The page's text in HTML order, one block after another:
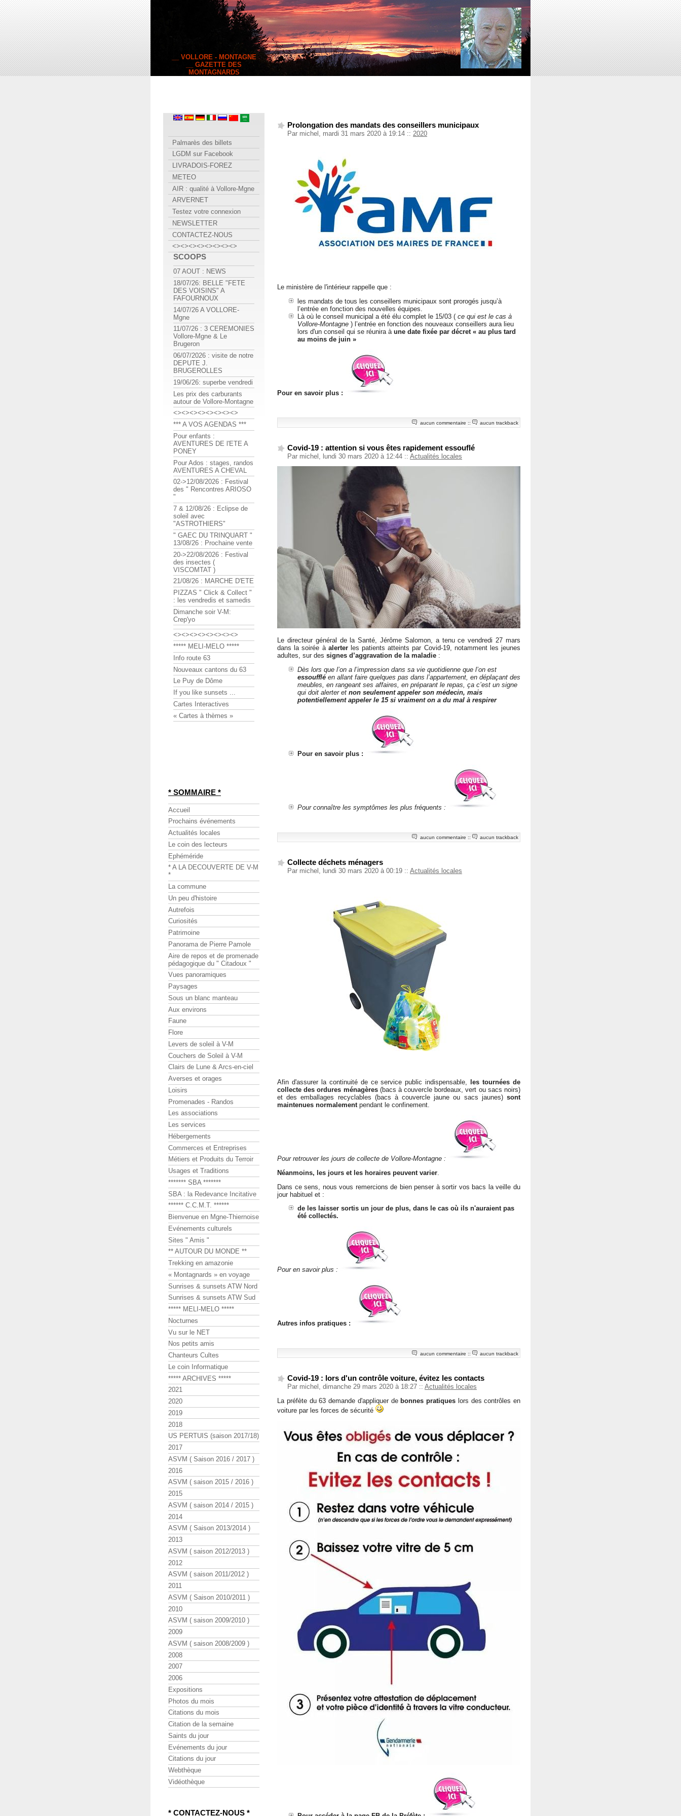
__ VOLLORE - MONTAGNE
__ GAZETTE DES
MONTAGNARDS
Prolongation des mandats des conseillers municipaux
Par michel, mardi 31 mars 2020 à 19:14 :: 2020
Le ministère de l'intérieur rappelle que :
les mandats de tous les conseillers municipaux sont prorogés jusqu’à
l’entrée en fonction des nouvelles équipes.
Là où le conseil municipal a été élu complet le 15/03 ( ce qui est le cas à
Vollore-Montagne ) l’entrée en fonction des nouveaux conseillers aura lieu
lors d'un conseil qui se réunira à une date fixée par décret « au plus tard
au moins de juin »
Pour en savoir plus :
aucun commentaire :: aucun trackback
Covid-19 : attention si vous êtes rapidement essouflé
Par michel, lundi 30 mars 2020 à 12:44 :: Actualités locales
Le directeur général de la Santé, Jérôme Salomon, a tenu ce vendredi 27 mars
dans la soirée à alerterles patients atteints par Covid-19, notamment les jeunes
adultes, sur des signes d’aggravation de la maladie :
Dès lors que l’on a l’impression dans sa vie quotidienne que l’on est
essoufflé en allant faire quelques pas dans l’appartement, en déplaçant des
meubles, en rangeant ses affaires, en préparant le repas, ça c’est un signe
qui doit alerter et non seulement appeler son médecin, mais
potentiellement appeler le 15 si vraiment on a du mal à respirer
Pour en savoir plus :
Pour connaître les symptômes les plus fréquents :
aucun commentaire :: aucun trackback
Collecte déchets ménagers
Par michel, lundi 30 mars 2020 à 00:19 :: Actualités locales
Afin d'assurer la continuité de ce service public indispensable,
les tournées de
collecte des ordures ménagères(bacs à couvercle bordeaux, vert ou sacs noirs)
et des emballages recyclables (bacs à couvercle jaune ou sacs jaunes) sont
maintenues normalementpendant le confinement.
Pour retrouver les jours de collecte de Vollore-Montagne :
Néanmoins, les jours et les horaires peuvent varier
Dans ce sens, nous vous remercions de bien penser à sortir vos bacs la veille du
jour habituel et :
de les laisser sortis un jour de plus, dans le cas où ils n'auraient pas
été collectés.
Pour en savoir plus :
Autres infos pratiques :
aucun commentaire :: aucun trackback
Covid-19 : lors d'un contrôle voiture, évitez les contacts
Par michel, dimanche 29 mars 2020 à 18:27 :: Actualités locales
La préfète du 63 demande d'appliquer de bonnes pratiques lors des contrôles en
voiture par les forces de sécurité
Palmarès des billets
LGDM sur Facebook
LIVRADOIS-FOREZ
METEO
AIR : qualité à Vollore-Mgne
ARVERNET
Testez votre connexion
NEWSLETTER
CONTACTEZ-NOUS
<><><><><><><><>
SCOOPS
07 AOUT : NEWS
18/07/26: BELLE "FETE
DES VOISINS" A
FAFOURNOUX
14/07/26 A VOLLORE-
Mgne
11/07/26 : 3 CEREMONIES
Vollore-Mgne & Le
Brugeron
06/07/2026 : visite de notre
DEPUTE J.
BRUGEROLLES
19/06/26: superbe vendredi
Les prix des carburants
autour de Vollore-Montagne
<><><><><><><><>
*** A VOS AGENDAS ***
Pour enfants :
AVENTURES DE l'ETE A
PONEY
Pour Ados : stages, randos
AVENTURES A CHEVAL
02->12/08/2026 : Festival
des " Rencontres ARIOSO
"
7 & 12/08/26 : Eclipse de
soleil avec
"ASTROTHIERS"
" GAEC DU TRINQUART "
13/08/26 : Prochaine vente
20->22/08/2026 : Festival
des insectes (
VISCOMTAT )
21/08/26 : MARCHE D'ETE
PIZZAS " Click & Collect "
: les vendredis et samedis
Dimanche soir V-M:
Crep'yo
<><><><><><><><>
***** MELI-MELO *****
Info route 63
Nouveaux cantons du 63
Le Puy de Dôme
If you like sunsets ...
Cartes Interactives
« Cartes à thèmes »
* SOMMAIRE *
Accueil
Prochains événements
Actualités locales
Le coin des lecteurs
Ephéméride
* A LA DECOUVERTE DE V-M
*
La commune
Un peu d'histoire
Autrefois
Curiosités
Patrimoine
Panorama de Pierre Pamole
Aire de repos et de promenade
pédagogique du " Citadoux "
Vues panoramiques
Paysages
Sous un blanc manteau
Aux environs
Faune
Flore
Levers de soleil à V-M
Couchers de Soleil à V-M
Clairs de Lune & Arcs-en-ciel
Averses et orages
Loisirs
Promenades - Randos
Les associations
Les services
Hébergements
Commerces et Entreprises
Métiers et Produits du Terroir
Usages et Traditions
******* SBA *******
SBA : la Redevance Incitative
****** C.C.M.T. ******
Bienvenue en Mgne-Thiernoise
Evénements culturels
Sites " Amis "
** AUTOUR DU MONDE **
Trekking en amazonie
« Montagnards » en voyage
Sunrises & sunsets ATW Nord
Sunrises & sunsets ATW Sud
***** MELI-MELO *****
Nocturnes
Vu sur le NET
Nos petits amis
Chanteurs Cultes
Le coin Informatique
***** ARCHIVES *****
2021
2020
2019
2018
US PERTUIS (saison 2017/18)
2017
ASVM ( Saison 2016 / 2017 )
2016
ASVM ( saison 2015 / 2016 )
2015
ASVM ( saison 2014 / 2015 )
2014
ASVM ( Saison 2013/2014 )
2013
ASVM ( saison 2012/2013 )
2012
ASVM ( saison 2011/2012 )
2011
ASVM ( Saison 2010/2011 )
2010
ASVM ( saison 2009/2010 )
2009
ASVM ( saison 2008/2009 )
2008
2007
2006
Expositions
Photos du mois
Citations du mois
Citation de la semaine
Saints du jour
Evénements du jour
Citations du jour
Webthèque
Vidéothèque
* CONTACTEZ-NOUS *